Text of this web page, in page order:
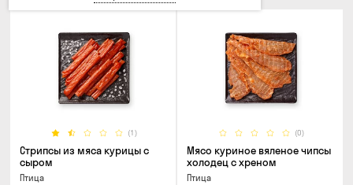
(1)
Стрипсы из мяса курицы с
сыром
Птица
(0)
Мясо куриное вяленое чипсы
холодец с хреном
Птица